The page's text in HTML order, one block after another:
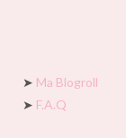
➤ Ma Blogroll
➤ F.A.Q